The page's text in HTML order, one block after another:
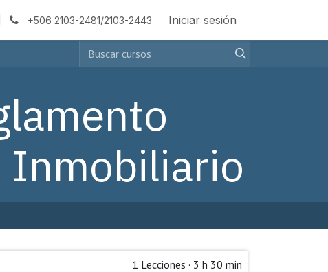
+506 2103-2481/2103-2443 Iniciar sesión
Inmobiliario
1 Lecciones · 3 h 30 min